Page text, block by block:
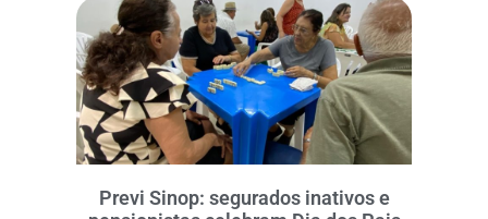
Previ Sinop: segurados inativos e